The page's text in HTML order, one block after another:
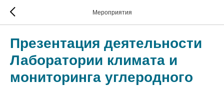
Мероприятия
Презентация деятельности
Лаборатории климата и
мониторинга углеродного